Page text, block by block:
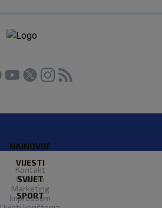
NAJNOVIJE
VIJESTI
SVIJET
SPORT
Kontakt
O Nama
Marketing
Impressum